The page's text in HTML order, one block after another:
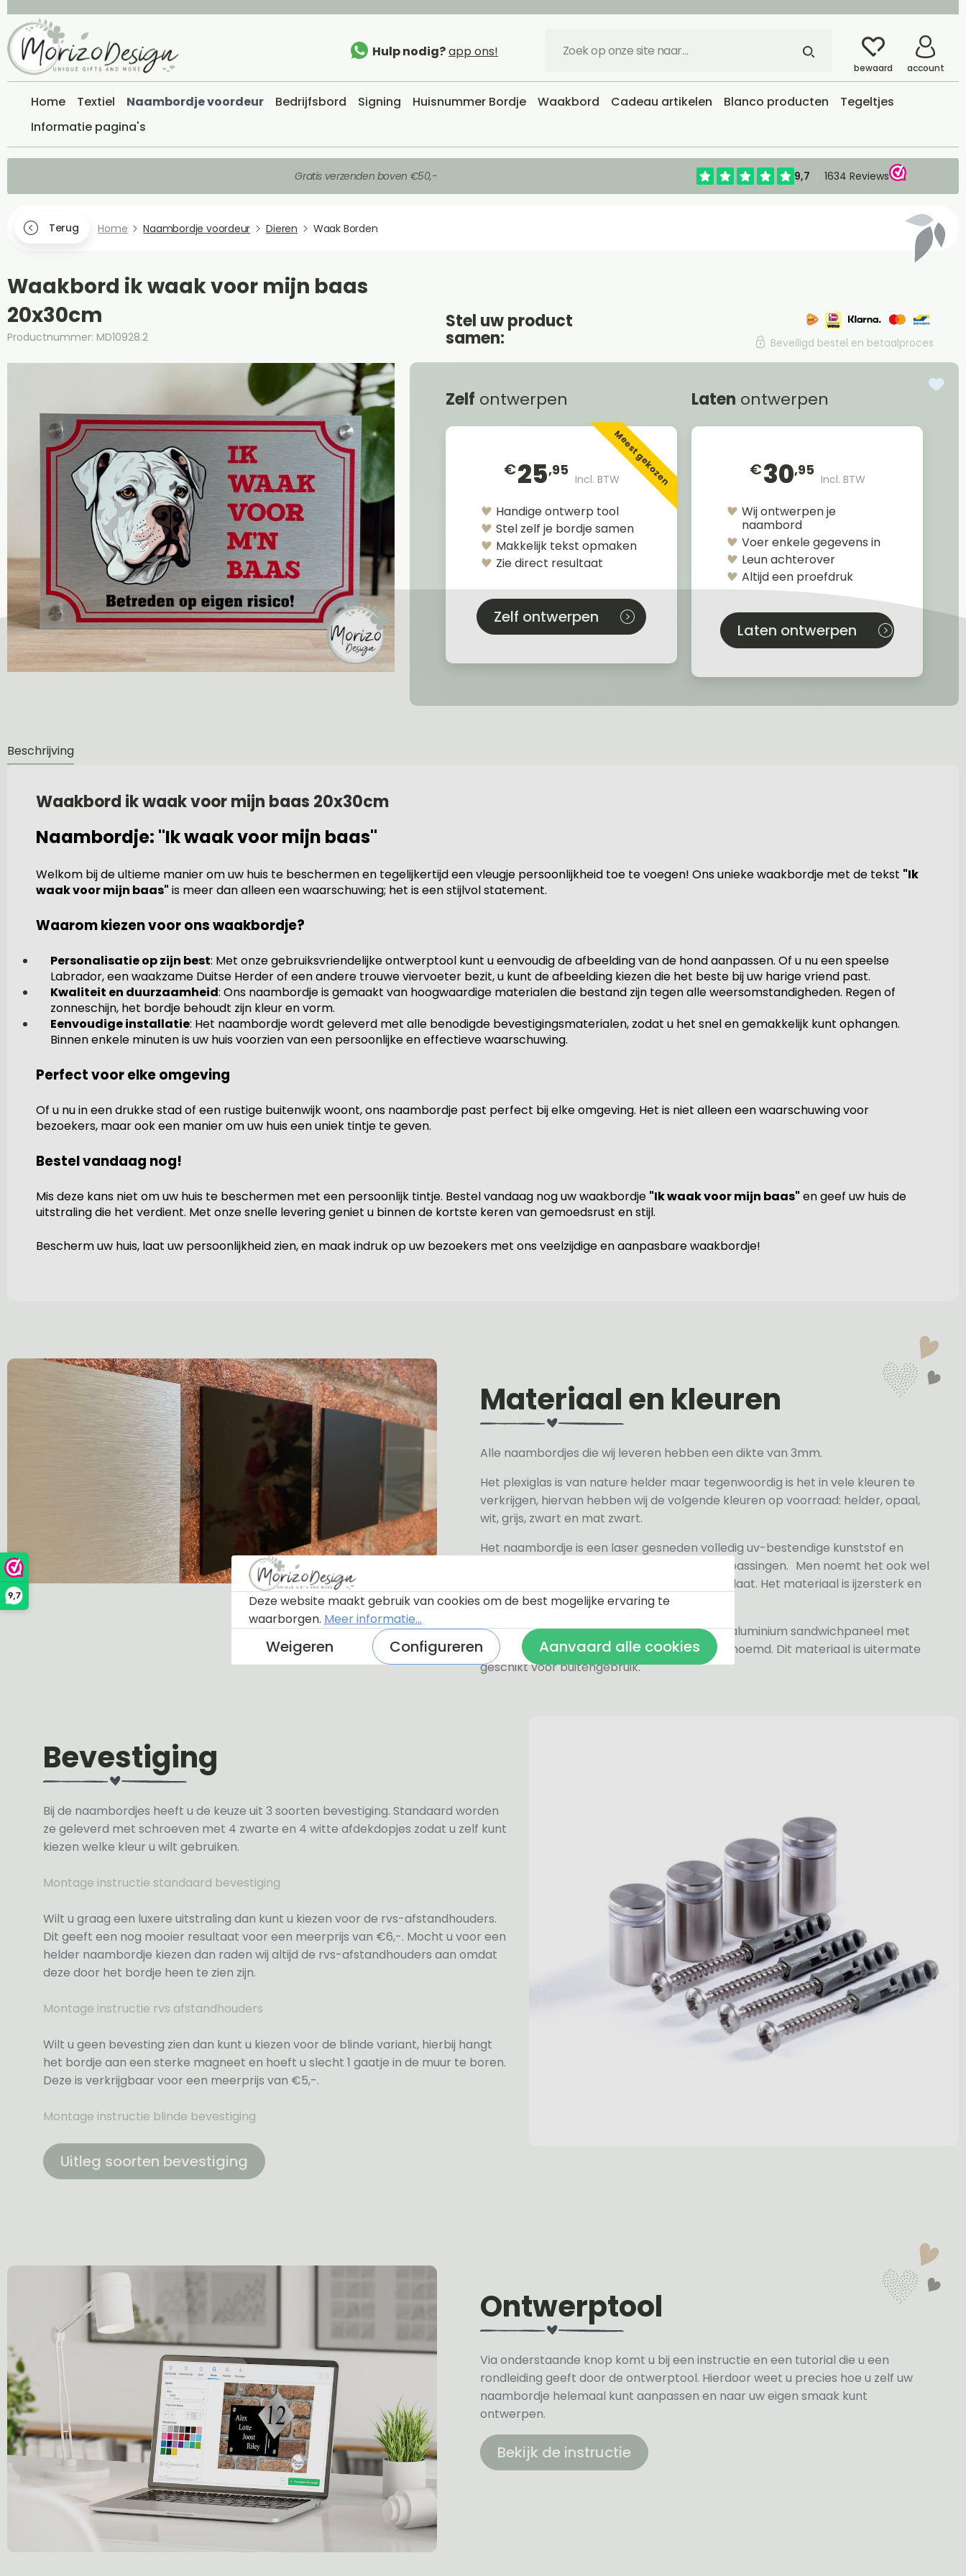
9,7
Hulp nodig?app ons!
bewaard account
Home Textiel Naambordje voordeur Bedrijfsbord Signing Huisnummer Bordje Waakbord Cadeau artikelen Blanco producten
Tegeltjes
Informatie pagina's
Gratis verzenden boven €50,-
Terug Home Naambordje voordeur Dieren Waak Borden
Waakbord ik waak voor mijn baas
20x30cm
Productnummer: MD10928.2
Stel uw product
samen: Beveiligd bestel en betaalproces
Zelf ontwerpen
€25,95
Incl. BTWMeest gekozen
Handige ontwerp tool
Stel zelf je bordje samen
Makkelijk tekst opmaken
Zie direct resultaat
Zelf ontwerpen
Laten ontwerpen
€30,95
Incl. BTW
Wij ontwerpen je
naambord
Voer enkele gegevens in
Leun achterover
Altijd een proefdruk
Laten ontwerpen
Beschrijving
Waakbord ik waak voor mijn baas 20x30cm
Naambordje: "Ik waak voor mijn baas"
Welkom bij de ultieme manier om uw huis te beschermen en tegelijkertijd een vleugje persoonlijkheid toe te voegen! Ons unieke waakbordje met de tekst "Ik
waak voor mijn baas" is meer dan alleen een waarschuwing; het is een stijlvol statement.
Waarom kiezen voor ons waakbordje?
Personalisatie op zijn best: Met onze gebruiksvriendelijke ontwerptool kunt u eenvoudig de afbeelding van de hond aanpassen. Of u nu een speelse
Labrador, een waakzame Duitse Herder of een andere trouwe viervoeter bezit, u kunt de afbeelding kiezen die het beste bij uw harige vriend past.
Kwaliteit en duurzaamheid: Ons naambordje is gemaakt van hoogwaardige materialen die bestand zijn tegen alle weersomstandigheden. Regen of
zonneschijn, het bordje behoudt zijn kleur en vorm.
Eenvoudige installatie: Het naambordje wordt geleverd met alle benodigde bevestigingsmaterialen, zodat u het snel en gemakkelijk kunt ophangen.
Binnen enkele minuten is uw huis voorzien van een persoonlijke en effectieve waarschuwing.
Perfect voor elke omgeving
Of u nu in een drukke stad of een rustige buitenwijk woont, ons naambordje past perfect bij elke omgeving. Het is niet alleen een waarschuwing voor
bezoekers, maar ook een manier om uw huis een uniek tintje te geven.
Bestel vandaag nog!
Mis deze kans niet om uw huis te beschermen met een persoonlijk tintje. Bestel vandaag nog uw waakbordje "Ik waak voor mijn baas" en geef uw huis de
uitstraling die het verdient. Met onze snelle levering geniet u binnen de kortste keren van gemoedsrust en stijl.
Bescherm uw huis, laat uw persoonlijkheid zien, en maak indruk op uw bezoekers met ons veelzijdige en aanpasbare waakbordje!
Materiaal en kleuren
Alle naambordjes die wij leveren hebben een dikte van 3mm.
Het plexiglas is van nature helder maar tegenwoordig is het in vele kleuren te
verkrijgen, hiervan hebben wij de volgende kleuren op voorraad: helder, opaal,
wit, grijs, zwart en mat zwart.
Het naambordje is een laser gesneden volledig uv-bestendige kunststof en
daarom geschikt voor binnen- en buitentoepassingen. Men noemt het ook wel
een perspex naambordje of acrylaat naamplaat. Het materiaal is ijzersterk en
zeer licht.
De RVS-look naambordjes zijn gemaakt van aluminium sandwichpaneel met
een geborstelde toplaag. Ook wel dibond genoemd. Dit materiaal is uitermate
geschikt voor buitengebruik.
Bevestiging
Bij de naambordjes heeft u de keuze uit 3 soorten bevestiging. Standaard worden
ze geleverd met schroeven met 4 zwarte en 4 witte afdekdopjes zodat u zelf kunt
kiezen welke kleur u wilt gebruiken.
Montage instructie standaard bevestiging
Wilt u graag een luxere uitstraling dan kunt u kiezen voor de rvs-afstandhouders.
Dit geeft een nog mooier resultaat voor een meerprijs van €6,-. Mocht u voor een
helder naambordje kiezen dan raden wij altijd de rvs-afstandhouders aan omdat
deze door het bordje heen te zien zijn.
Montage instructie rvs afstandhouders
Wilt u geen bevesting zien dan kunt u kiezen voor de blinde variant, hierbij hangt
het bordje aan een sterke magneet en hoeft u slecht 1 gaatje in de muur te boren.
Deze is verkrijgbaar voor een meerprijs van €5,-.
Montage instructie blinde bevestiging
Uitleg soorten bevestiging
Ontwerptool
Via onderstaande knop komt u bij een instructie en een tutorial die u een
rondleiding geeft door de ontwerptool. Hierdoor weet u precies hoe u zelf uw
naambordje helemaal kunt aanpassen en naar uw eigen smaak kunt
ontwerpen.
Bekijk de instructie
Deze website maakt gebruik van cookies om de best mogelijke ervaring te
waarborgen. Meer informatie...
Weigeren Configureren Aanvaard alle cookies